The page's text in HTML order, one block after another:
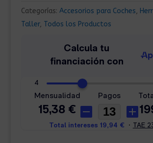
Categorías: Accesorios para Coches,
Taller, Todos los Productos